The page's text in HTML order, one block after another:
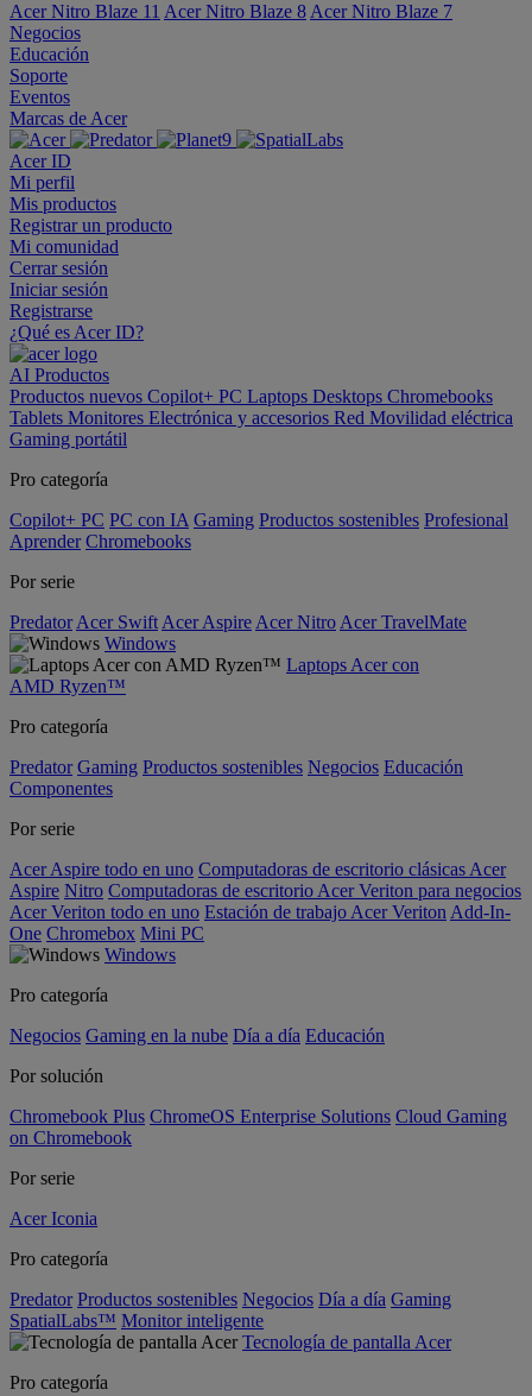
Acer Nitro Blaze 11 Acer Nitro Blaze 8 Acer Nitro Blaze 7
Negocios
Educación
Soporte
Eventos
Marcas de Acer
Acer ID
Mi perfil
Mis productos
Registrar un producto
Mi comunidad
Cerrar sesión
Iniciar sesión
Registrarse
¿Qué es Acer ID?
AI Productos
Productos nuevos Copilot+ PC Laptops Desktops Chromebooks
Tablets Monitores Electrónica y accesorios Red Movilidad eléctrica
Gaming portátil
Pro categoría
Copilot+ PC PC con IA Gaming Productos sostenibles Profesional
Aprender Chromebooks
Por serie
Predator Acer Swift Acer Aspire Acer Nitro Acer TravelMate
Windows
Laptops Acer con
AMD Ryzen™
Pro categoría
Predator Gaming Productos sostenibles Negocios Educación
Componentes
Por serie
Acer Aspire todo en uno Computadoras de escritorio clásicas Acer
Aspire Nitro Computadoras de escritorio Acer Veriton para negocios
Acer Veriton todo en uno Estación de trabajo Acer Veriton Add-In-
One Chromebox Mini PC
Windows
Pro categoría
Negocios Gaming en la nube Día a día Educación
Por solución
Chromebook Plus ChromeOS Enterprise Solutions Cloud Gaming
on Chromebook
Por serie
Acer Iconia
Pro categoría
Predator Productos sostenibles Negocios Día a día Gaming
SpatialLabs™ Monitor inteligente
Tecnología de pantalla Acer
Pro categoría